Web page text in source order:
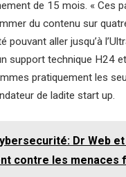
de 15 mois. « Ces
du contenu sur
pouvant aller jusqu’à
support technique H24
pratiquement les
de ladite start up.
Dr Web
contre les menaces